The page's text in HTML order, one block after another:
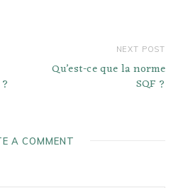
NEXT POST
Qu’est-ce que la norme
SQF ?
A COMMENT